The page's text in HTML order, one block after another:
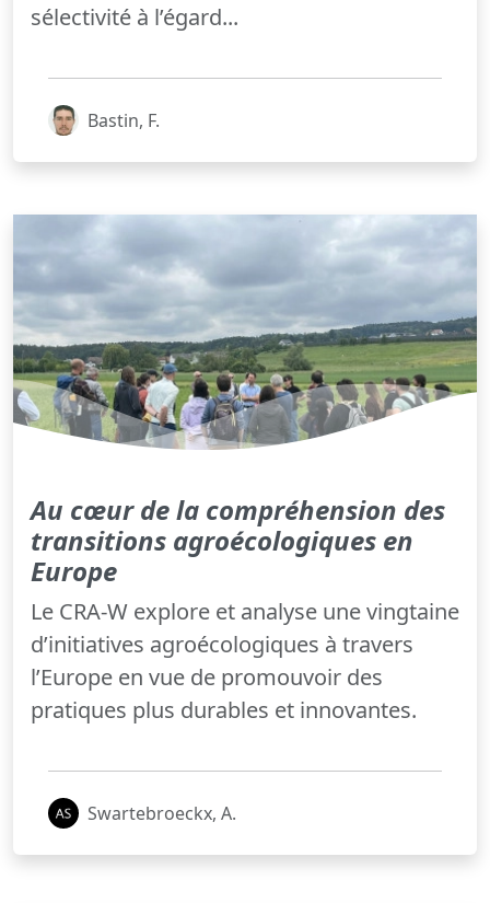
sélectivité à l’égard...
Bastin, F.
Au cœur de la compréhension des
transitions agroécologiques en
Europe
Le CRA-W explore et analyse une vingtaine
d’initiatives agroécologiques à travers
l’Europe en vue de promouvoir des
pratiques plus durables et innovantes.
Swartebroeckx, A.